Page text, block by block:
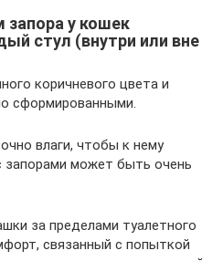
у кошек
стул (внутри или вне
коричневого цвета и
сформированными.
влаги, чтобы к нему
запорами может быть очень
за пределами туалетного
связанный с попыткой